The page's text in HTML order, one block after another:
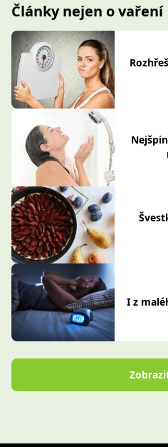
Články nejen o vaření
I z